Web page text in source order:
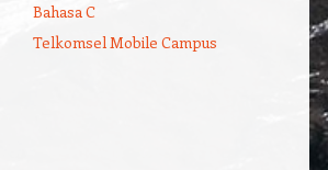
Bahasa C
Telkomsel Mobile Campus